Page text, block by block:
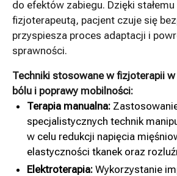
do efektów zabiegu. Dzięki
fizjoterapeutą, pacjent czuje się
przyspiesza proces adaptacji i
sprawności.
Techniki stosowane w fizjoterapii
bólu i poprawy mobilności:
Terapia manualna:
specjalistycznych technik
w celu redukcji napięcia
elastyczności tkanek oraz
Elektroterapia: Wykorzystanie